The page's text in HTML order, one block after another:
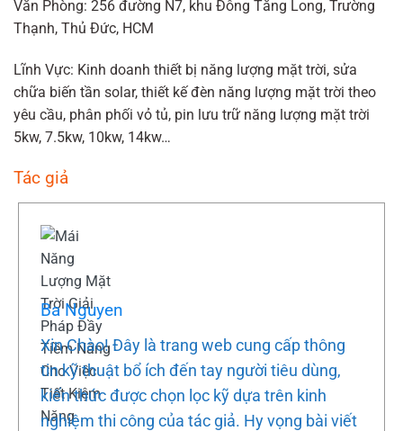
Văn Phòng: 256 đường N7, khu Đông Tăng Long, Trường
Thạnh, Thủ Đức, HCM
Lĩnh Vực: Kinh doanh thiết bị năng lượng mặt trời, sửa
chữa biến tần solar, thiết kế đèn năng lượng mặt trời theo
yêu cầu, phân phối vỏ tủ, pin lưu trữ năng lượng mặt trời
5kw, 7.5kw, 10kw, 14kw…
Tác giả
Ba Nguyen
Xin Chào! Đây là trang web cung cấp thông
tin kỹ thuật bổ ích đến tay người tiêu dùng,
kiến thức được chọn lọc kỹ dựa trên kinh
nghiệm thi công của tác giả. Hy vọng bài viết